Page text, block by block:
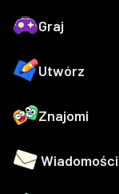
Graj
Utwórz
Znajomi
Wiadomości